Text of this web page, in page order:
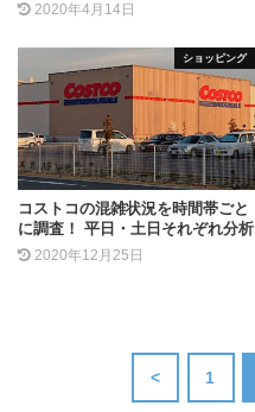
2020年4月14日
ショッピング
コストコの混雑状況を時間帯ごと
に調査！ 平日・土日それぞれ分析
2020年12月25日
< 1